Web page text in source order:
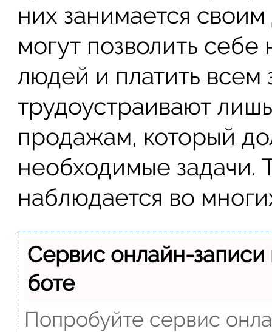
них занимается
могут позволить себе
людей и платить всем
трудоустраивают
продажам, который
необходимые задачи.
наблюдается во
Сервис онлайн-
боте
Попробуйте сервис